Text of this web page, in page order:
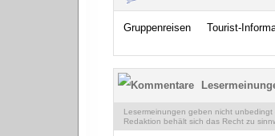
Gruppenreisen Tourist-
Lesermeinungen geben nicht
Redaktion behält sich das Recht zu